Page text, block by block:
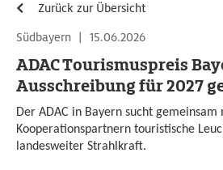
Zurück zur Übersicht
Südbayern | 15.06.2026
ADAC Tourismuspreis
Ausschreibung für 2027
Der ADAC in Bayern sucht gemeinsam
Kooperationspartnern touristische
landesweiter Strahlkraft.